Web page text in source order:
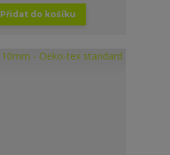
Přidat do košíku